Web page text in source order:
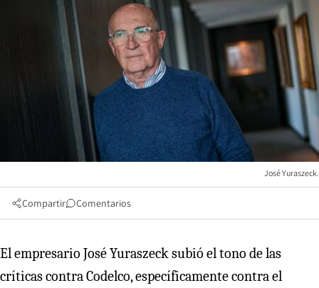
José Yuraszeck.
Compartir Comentarios
El empresario José Yuraszeck subió el tono de las
críticas contra Codelco, específicamente contra el